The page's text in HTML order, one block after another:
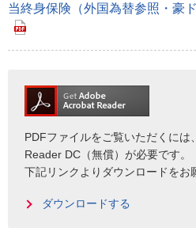
当終身保険（外国為替参照・豪
PDFファイルをご覧いただくに
Reader DC（無償）が必要です。
下記リンクよりダウンロードをお
ダウンロードする